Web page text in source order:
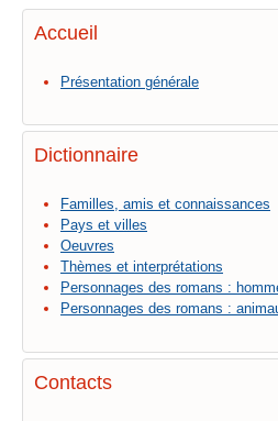
Accueil
Présentation générale
Dictionnaire
Familles, amis et connaissances
Pays et villes
Oeuvres
Thèmes et interprétations
Personnages des romans :
Personnages des romans :
Contacts